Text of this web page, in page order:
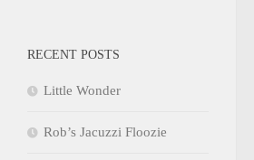
RECENT POSTS
Little Wonder
Rob’s Jacuzzi Floozie